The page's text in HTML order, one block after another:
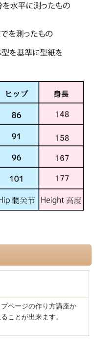
ページの作り方講座か
ことが出来ます。